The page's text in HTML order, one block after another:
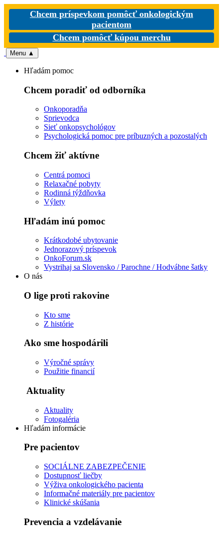
Chcem príspevkom pomôcť onkologickým
pacientom
Chcem pomôcť kúpou merchu
Menu ▲
Hľadám pomoc
Chcem poradiť od odborníka
Onkoporadňa
Sprievodca
Sieť onkopsychológov
Psychologická pomoc pre príbuzných a pozostalých
Chcem žiť aktívne
Centrá pomoci
Relaxačné pobyty
Rodinná týždňovka
Výlety
Hľadám inú pomoc
Krátkodobé ubytovanie
Jednorazový príspevok
OnkoForum.sk
Vystrihaj sa Slovensko / Parochne / Hodvábne šatky
O nás
O lige proti rakovine
Kto sme
Z histórie
Ako sme hospodárili
Výročné správy
Použitie financií
Aktuality
Aktuality
Fotogaléria
Hľadám informácie
Pre pacientov
SOCIÁLNE ZABEZPEČENIE
Dostupnosť liečby
Výživa onkologického pacienta
Informačné materiály pre pacientov
Klinické skúšania
Prevencia a vzdelávanie